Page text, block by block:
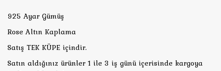
925 Ayar Gümüş
Rose Altın Kaplama
Satış TEK KÜPE içindir.
Satın aldığınız ürünler 1 ile 3 iş günü içerisinde kargoya